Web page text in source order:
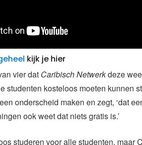
kijk je hier
vier dat Caribisch Netwerkdeze
studenten kosteloos moeten kunnen
onderscheid maken en zegt, ‘dat
ook weet dat niets gratis is.’
studeren voor alle studenten, maar